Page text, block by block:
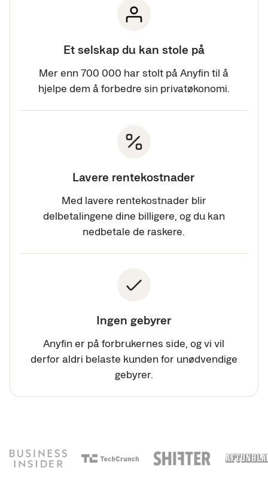
Et selskap du kan stole på
Mer enn 700 000 har stolt på Anyfin til å
hjelpe dem å forbedre sin privatøkonomi.
Lavere rentekostnader
Med lavere rentekostnader blir
delbetalingene dine billigere, og du kan
nedbetale de raskere.
Ingen gebyrer
Anyfin er på forbrukernes side, og vi vil
derfor aldri belaste kunden for unødvendige
gebyrer.